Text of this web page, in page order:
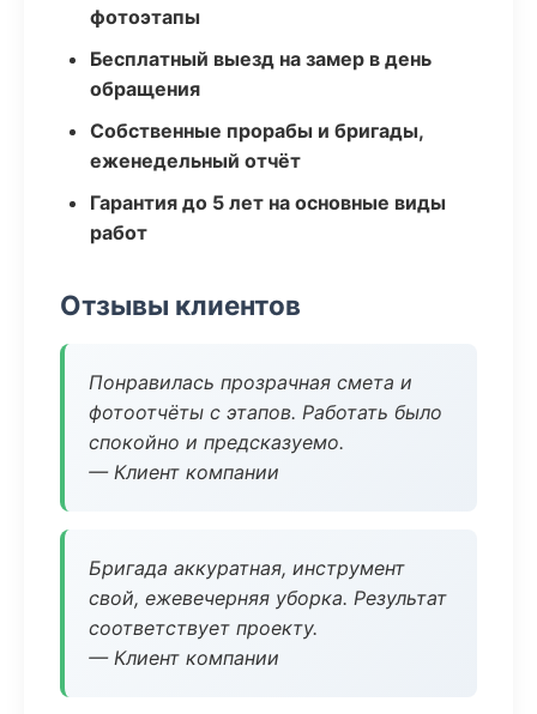
фотоэтапы
Бесплатный выезд на замер в день
обращения
Собственные прорабы и бригады,
еженедельный отчёт
Гарантия до 5 лет на основные виды
работ
Отзывы клиентов
Понравилась прозрачная смета и
фотоотчёты с этапов. Работать было
спокойно и предсказуемо.
— Клиент компании
Бригада аккуратная, инструмент
свой, ежевечерняя уборка. Результат
соответствует проекту.
— Клиент компании